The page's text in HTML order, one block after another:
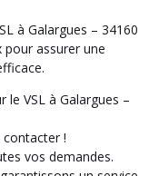
à Galargues – 34160
assurer une
le VSL à Galargues –
contacter !
vos demandes.